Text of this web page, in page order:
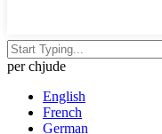
per chjude
English
French
German